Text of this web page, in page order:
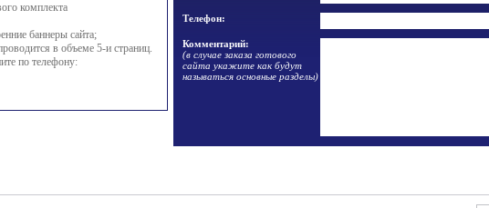
комплекта
баннеры сайта;
в объеме 5-и страниц.
по телефону:
Телефон:
Комментарий:
(в случае заказа готового
сайта укажите как будут
называться основные разделы)